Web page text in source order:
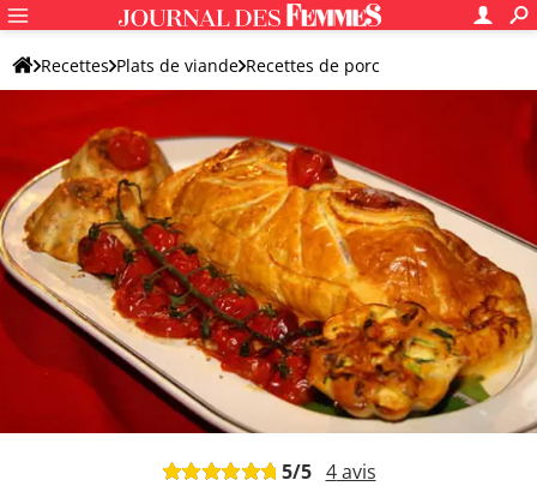
Recettes Plats de viande Recettes de porc
5/5 4avis